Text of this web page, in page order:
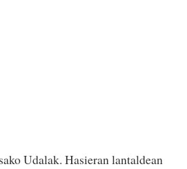
Udalak. Hasieran lantaldean